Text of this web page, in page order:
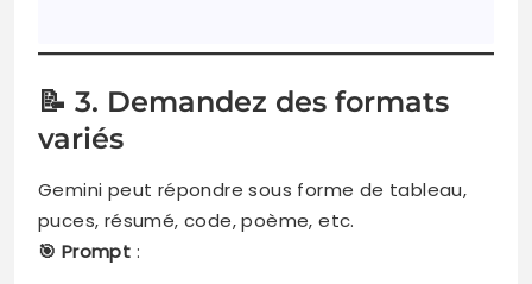
📝 3. Demandez des formats
variés
Gemini peut répondre sous forme de tableau,
puces, résumé, code, poème, etc.
🎯 Prompt :